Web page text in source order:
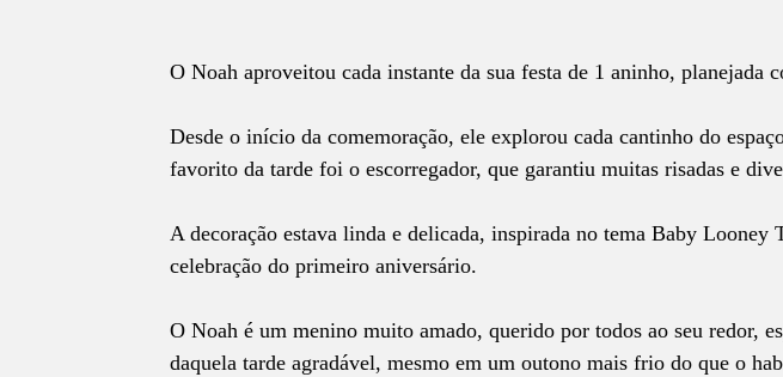
O Noah aproveitou cada instante da sua festa de 1 aninho,
Desde o início da comemoração, ele explorou cada cantinho do
favorito da tarde foi o escorregador, que garantiu muitas risadas e
A decoração estava linda e delicada, inspirada no tema Baby Looney
celebração do primeiro aniversário.
O Noah é um menino muito amado, querido por todos ao seu redor,
daquela tarde agradável, mesmo em um outono mais frio do que o